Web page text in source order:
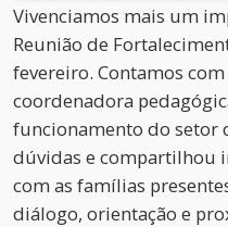
Vivenciamos mais um
Reunião de
fevereiro. Contamos
coordenadora
funcionamento do setor
dúvidas e compartilhou
com as famílias
diálogo, orientação e